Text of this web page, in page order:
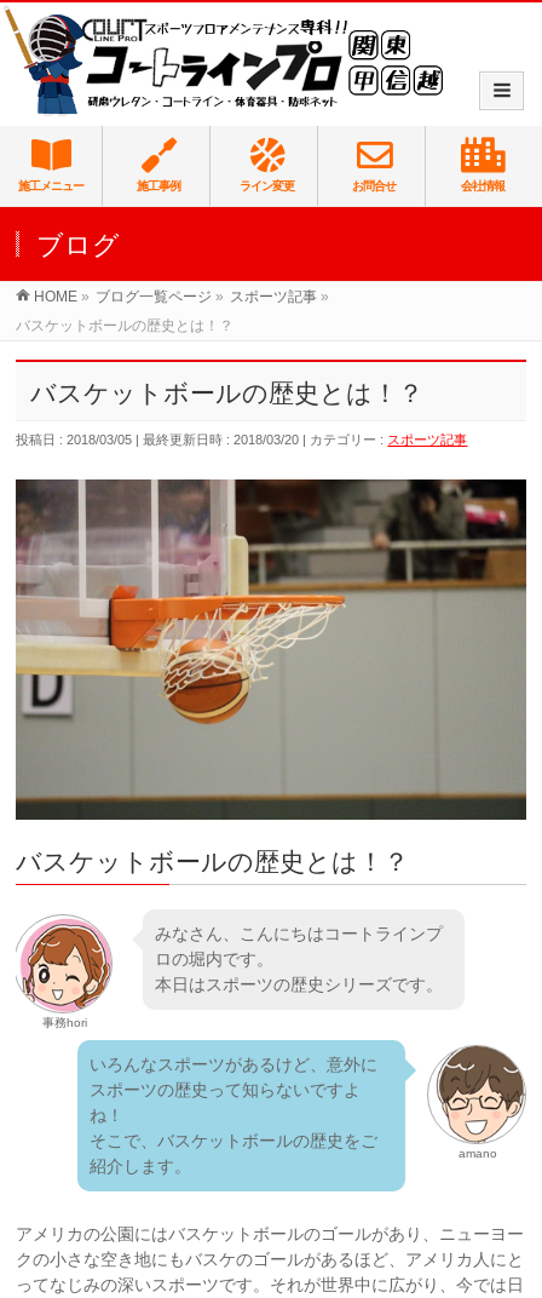
施工メニュー 施工事例 ライン変更 お問合せ 会社情報
ブログ
HOME » ブログ一覧ページ » スポーツ記事 »
バスケットボールの歴史とは！？
バスケットボールの歴史とは！？
投稿日 : 2018/03/05 最終更新日時 : 2018/03/20 カテゴリー : スポーツ記事
バスケットボールの歴史とは！？
事務hori
みなさん、こんにちはコートラインプ
ロの堀内です。
本日はスポーツの歴史シリーズです。
amano
いろんなスポーツがあるけど、意外に
スポーツの歴史って知らないですよ
ね！
そこで、バスケットボールの歴史をご
紹介します。
アメリカの公園にはバスケットボールのゴールがあり、ニューヨー
クの小さな空き地にもバスケのゴールがあるほど、アメリカ人にと
ってなじみの深いスポーツです。それが世界中に広がり、今では日